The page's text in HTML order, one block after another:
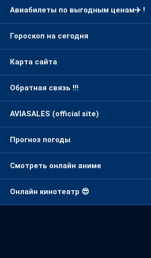
Авиабилеты по выгодным ценам✈️ !
Гороскоп на сегодня
Карта сайта
Обратная связь !!!
AVIASALES (official site)
Прогноз погоды
Смотреть онлайн аниме
Онлайн кинотеатр 😎